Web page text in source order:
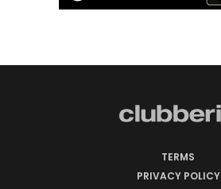
TERMS
PRIVACY POLICY